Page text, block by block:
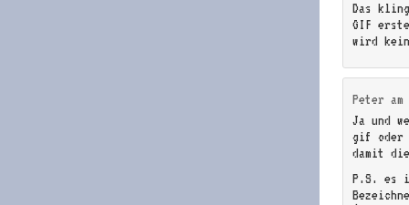
Das
GIF
wird
Peter am
Ja und
gif oder
damit
P.S. es